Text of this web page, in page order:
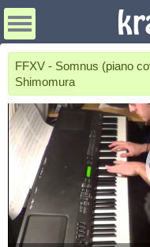
FFXV - Somnus (piano
Shimomura